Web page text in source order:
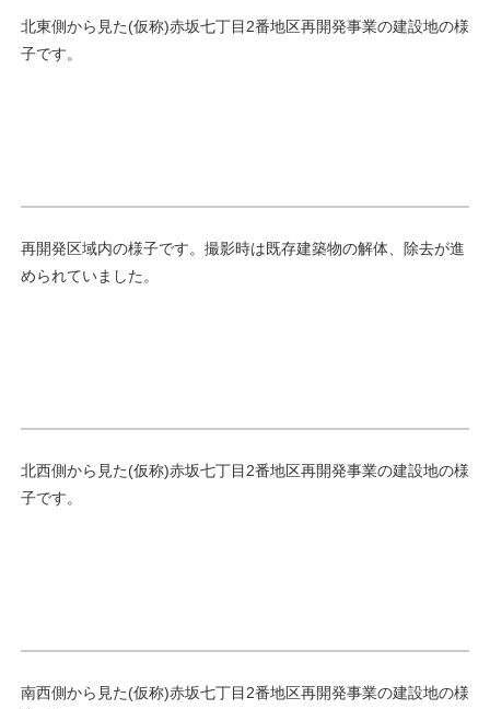
北東側から見た(仮称)赤坂七丁目2番地区再開発事業の建設地の様
子です。
再開発区域内の様子です。撮影時は既存建築物の解体、除去が進
められていました。
北西側から見た(仮称)赤坂七丁目2番地区再開発事業の建設地の様
子です。
南西側から見た(仮称)赤坂七丁目2番地区再開発事業の建設地の様